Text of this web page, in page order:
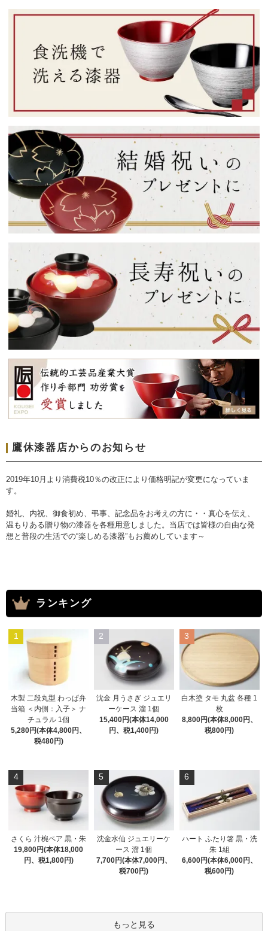
鷹休漆器店からのお知らせ
2019年10月より消費税10％の改正により価格明記が変更になっていま
す。
婚礼、内祝、御食初め、弔事、記念品をお考えの方に・・真心を伝え、
温もりある贈り物の漆器を各種用意しました。当店では皆様の自由な発
想と普段の生活での“楽しめる漆器”もお薦めしています～
ランキング
1
木製 二段丸型 わっぱ弁
当箱 ＜内側：入子＞ ナ
チュラル 1個
5,280円(本体4,800円、
税480円)
2
沈金 月うさぎ ジュエリ
ーケース 溜 1個
15,400円(本体14,000
円、税1,400円)
3
白木塗 タモ 丸盆 各種 1
枚
8,800円(本体8,000円、
税800円)
4
さくら 汁椀ペア 黒・朱
19,800円(本体18,000
円、税1,800円)
5
沈金水仙 ジュエリーケ
ース 溜 1個
7,700円(本体7,000円、
税700円)
6
ハート ふたり箸 黒・洗
朱 1組
6,600円(本体6,000円、
税600円)
もっと見る